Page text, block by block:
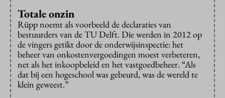
Totale onzin
Rüpp noemt als voorbeeld de declaraties van
bestuurders van de TU Delft. Die werden in 2012 op
de vingers getikt door de onderwijsinspectie: het
beheer van onkostenvergoedingen moest verbeteren,
net als het inkoopbeleid en het vastgoedbeheer. “Als
dat bij een hogeschool was gebeurd, was de wereld te
klein geweest.”